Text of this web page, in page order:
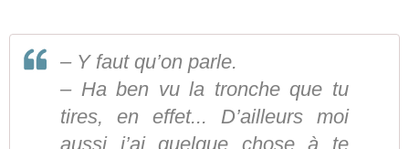
– Y faut qu’on parle.
– Ha ben vu la tronche que tu
tires, en effet... D’ailleurs moi
aussi j’ai quelque chose à te